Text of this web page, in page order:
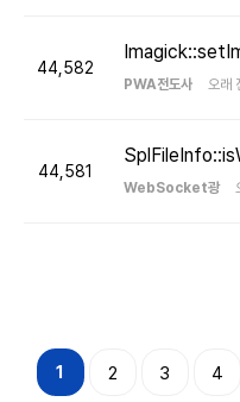
44,582
PWA전도사 오
44,581
WebSocket광
1 2 3 4